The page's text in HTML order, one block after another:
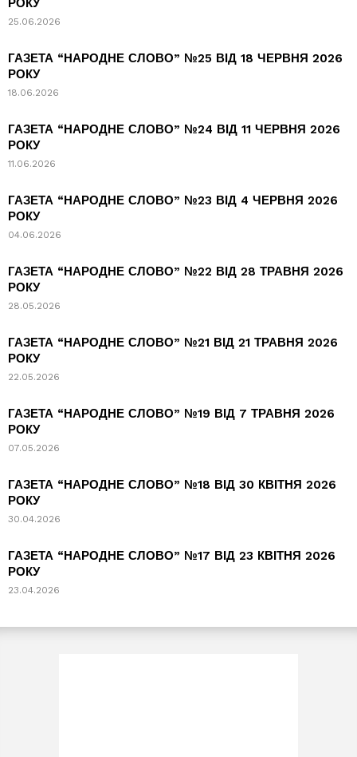
РОКУ
25.06.2026
ГАЗЕТА “НАРОДНЕ СЛОВО” №25 ВІД 18 ЧЕРВНЯ 2026
РОКУ
18.06.2026
ГАЗЕТА “НАРОДНЕ СЛОВО” №24 ВІД 11 ЧЕРВНЯ 2026
РОКУ
11.06.2026
ГАЗЕТА “НАРОДНЕ СЛОВО” №23 ВІД 4 ЧЕРВНЯ 2026
РОКУ
04.06.2026
ГАЗЕТА “НАРОДНЕ СЛОВО” №22 ВІД 28 ТРАВНЯ 2026
РОКУ
28.05.2026
ГАЗЕТА “НАРОДНЕ СЛОВО” №21 ВІД 21 ТРАВНЯ 2026
РОКУ
22.05.2026
ГАЗЕТА “НАРОДНЕ СЛОВО” №19 ВІД 7 ТРАВНЯ 2026
РОКУ
07.05.2026
ГАЗЕТА “НАРОДНЕ СЛОВО” №18 ВІД 30 КВІТНЯ 2026
РОКУ
30.04.2026
ГАЗЕТА “НАРОДНЕ СЛОВО” №17 ВІД 23 КВІТНЯ 2026
РОКУ
23.04.2026